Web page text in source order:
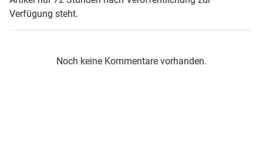
Verfügung steht.
Noch keine Kommentare vorhanden.